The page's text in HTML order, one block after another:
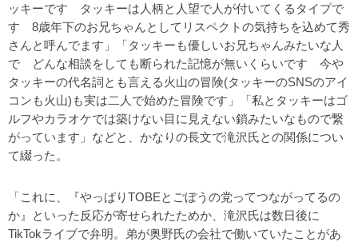
ッキーです タッキーは人柄と人望で人が付いてくるタイプで
す 8歳年下のお兄ちゃんとしてリスペクトの気持ちを込めて秀
さんと呼んでます」「タッキーも優しいお兄ちゃんみたいな人
で どんな相談をしても断られた記憶が無いくらいです 今や
タッキーの代名詞とも言える火山の冒険(タッキーのSNSのアイ
コンも火山)も実は二人で始めた冒険です」「私とタッキーはゴ
ルフやカラオケでは築けない目に見えない鎖みたいなもので繋
がっています」などと、かなりの長文で滝沢氏との関係につい
て綴った。
「これに、『やっぱりTOBEとごぼうの党ってつながってるの
か』といった反応が寄せられたためか、滝沢氏は数日後に
TikTokライブで弁明。弟が奥野氏の会社で働いていたことがあ